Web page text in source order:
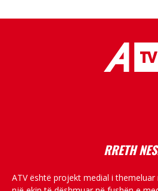
RRETH
ATV është projekt medial i themeluar